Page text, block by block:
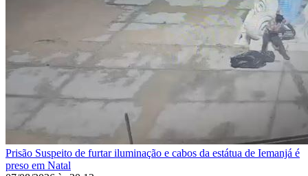
Prisão Suspeito de furtar iluminação e cabos da estátua de Iemanjá é
preso em Natal